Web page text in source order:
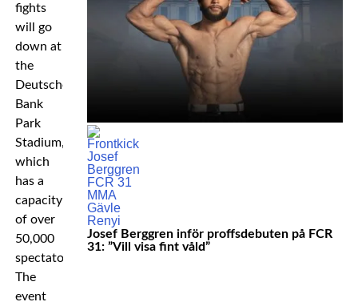
fights
will go
down at
the
Deutsche
Bank
Park
Stadium,
which
has a
capacity
of over
50,000
spectators.
The
event
Josef Berggren inför proffsdebuten på FCR
31: ”Vill visa fint våld”